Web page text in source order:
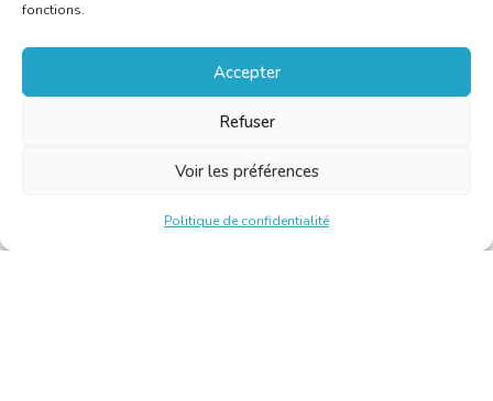
fonctions.
Accepter
Refuser
Voir les préférences
Politique de confidentialité